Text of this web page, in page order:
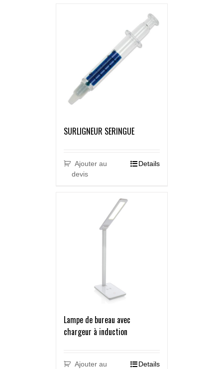
SURLIGNEUR SERINGUE
Ajouter au
devis
Details
Lampe de bureau avec
chargeur à induction
Ajouter au
Details